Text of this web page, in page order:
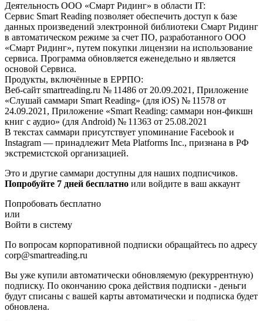
Деятельность ООО «Смарт Ридинг» в области IT:
Сервис Smart Reading позволяет обеспечить доступ к базе
данных произведений электронной библиотеки Смарт Ридинг
в автоматическом режиме за счет ПО, разработанного ООО
«Смарт Ридинг», путем покупки лицензии на использование
сервиса. Программа обновляется еженедельно и является
основой Сервиса.
Продукты, включённые в ЕРРПО:
Веб-сайт smartreading.ru № 11486 от 20.09.2021, Приложение
«Слушай саммари Smart Reading» (для iOS) № 11578 от
24.09.2021, Приложение «Smart Reading: саммари нон-фикшн
книг с аудио» (для Android) № 11363 от 25.08.2021
В текстах саммари присутствует упоминание Facebook и
Instagram — принадлежит Meta Platforms Inc., признана в РФ
экстремистской организацией.
Это и другие саммари доступны для наших подписчиков.
Попробуйте 7 дней бесплатно или войдите в ваш аккаунт
Попробовать бесплатно
или
Войти в систему
По вопросам корпоративной подписки обращайтесь по адресу
corp@smartreading.ru
Вы уже купили автоматически обновляемую (рекуррентную)
подписку. По окончанию срока действия подписки - деньги
будут списаны с вашей карты автоматически и подписка будет
обновлена.